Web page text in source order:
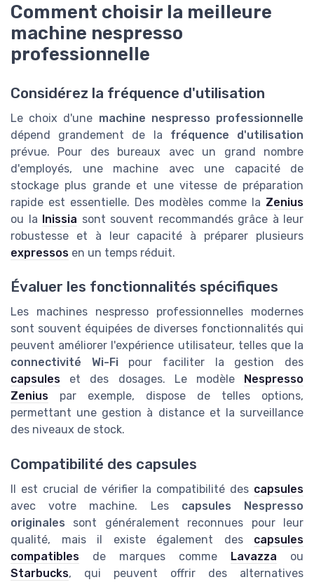
Comment choisir la meilleure
machine nespresso
professionnelle
Considérez la fréquence d'utilisation
Le choix d'une machine nespresso professionnelle
dépend grandement de la fréquence d'utilisation
prévue. Pour des bureaux avec un grand nombre
d'employés, une machine avec une capacité de
stockage plus grande et une vitesse de préparation
rapide est essentielle. Des modèles comme la Zenius
ou la Inissia sont souvent recommandés grâce à leur
robustesse et à leur capacité à préparer plusieurs
expressos en un temps réduit.
Évaluer les fonctionnalités spécifiques
Les machines nespresso professionnelles modernes
sont souvent équipées de diverses fonctionnalités qui
peuvent améliorer l'expérience utilisateur, telles que la
connectivité Wi-Fipour faciliter la gestion des
capsules et des dosages. Le modèle
Nespresso
Zenius par exemple, dispose de telles options,
permettant une gestion à distance et la surveillance
des niveaux de stock.
Compatibilité des capsules
Il est crucial de vérifier la compatibilité des capsules
avec votre machine. Les capsules Nespresso
originales sont généralement reconnues pour leur
qualité, mais il existe également des capsules
compatibles de marques comme Lavazza ou
Starbucks, qui peuvent offrir des alternatives